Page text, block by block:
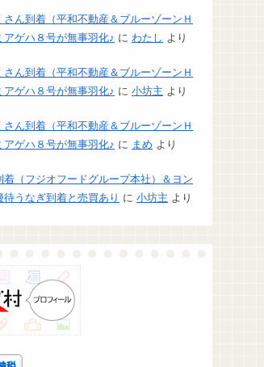
さん到着（平和不動産＆ブルーゾーンＨ
アゲハ８号が無事羽化♪ に わたし より
さん到着（平和不動産＆ブルーゾーンＨ
アゲハ８号が無事羽化♪ に 小坊主 より
さん到着（平和不動産＆ブルーゾーンＨ
アゲハ８号が無事羽化♪ に まめ より
着（フジオフードグループ本社）＆ヨン
待うなぎ到着と売買あり に 小坊主 より